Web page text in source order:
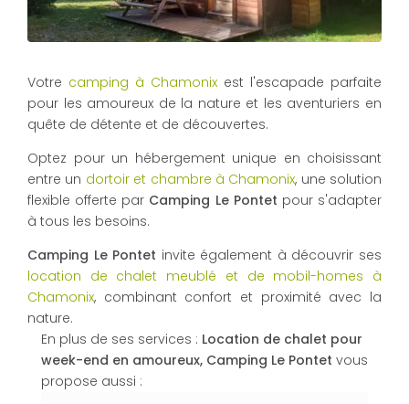
Votre camping à Chamonix est l'escapade parfaite
pour les amoureux de la nature et les aventuriers en
quête de détente et de découvertes.
Optez pour un hébergement unique en choisissant
entre un dortoir et chambre à Chamonix, une solution
flexible offerte par Camping Le Pontet pour s'adapter
à tous les besoins.
Camping Le Pontet invite également à découvrir ses
location de chalet meublé et de mobil-homes à
Chamonix, combinant confort et proximité avec la
nature.
En plus de ses services : Location de chalet pour
week-end en amoureux, Camping Le Pontet vous
propose aussi :